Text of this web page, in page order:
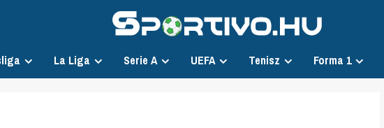
La Liga Serie A UEFA Tenisz Forma 1